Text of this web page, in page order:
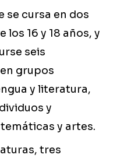
se cursa en dos
16 y 18 años, y
seis
grupos
y literatura,
y
y artes.
tres